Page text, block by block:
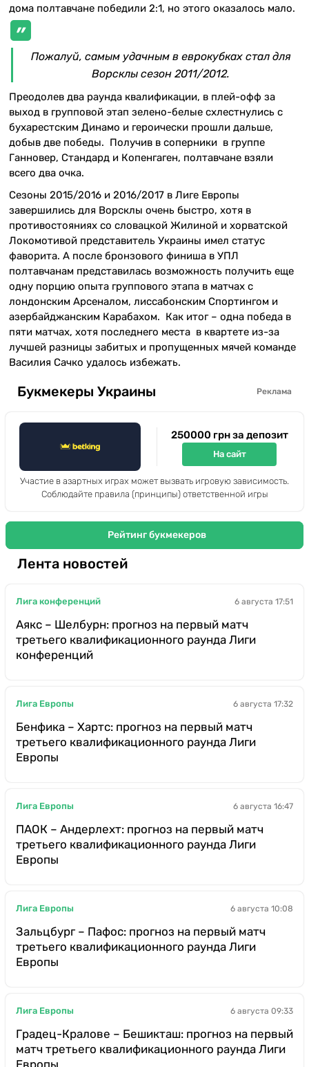
дома полтавчане победили 2:1, но этого оказалось мало.
Пожалуй, самым удачным в еврокубках стал для
Ворсклы сезон 2011/2012.
Преодолев два раунда квалификации, в плей-офф за
выход в групповой этап зелено-белые схлестнулись с
бухарестским Динамо и героически прошли дальше,
добыв две победы. Получив в соперники в группе
Ганновер, Стандард и Копенгаген, полтавчане взяли
всего два очка.
Сезоны 2015/2016 и 2016/2017 в Лиге Европы
завершились для Ворсклы очень быстро, хотя в
противостояниях со словацкой Жилиной и хорватской
Локомотивой представитель Украины имел статус
фаворита. А после бронзового финиша в УПЛ
полтавчанам представилась возможность получить еще
одну порцию опыта группового этапа в матчах с
лондонским Арсеналом, лиссабонским Спортингом и
азербайджанским Карабахом. Как итог – одна победа в
пяти матчах, хотя последнего места в квартете из-за
лучшей разницы забитых и пропущенных мячей команде
Василия Сачко удалось избежать.
Букмекеры Украины Реклама
250000 грн за депозит
На сайт
Участие в азартных играх может вызвать игровую зависимость.
Соблюдайте правила (принципы) ответственной игры
Рейтинг букмекеров
Лента новостей
Лига конференций 6 августа 17:51
Аякс – Шелбурн: прогноз на первый матч
третьего квалификационного раунда Лиги
конференций
Лига Европы 6 августа 17:32
Бенфика – Хартс: прогноз на первый матч
третьего квалификационного раунда Лиги
Европы
Лига Европы 6 августа 16:47
ПАОК – Андерлехт: прогноз на первый матч
третьего квалификационного раунда Лиги
Европы
Лига Европы 6 августа 10:08
Зальцбург – Пафос: прогноз на первый матч
третьего квалификационного раунда Лиги
Европы
Лига Европы 6 августа 09:33
Градец-Кралове – Бешикташ: прогноз на первый
матч третьего квалификационного раунда Лиги
Европы